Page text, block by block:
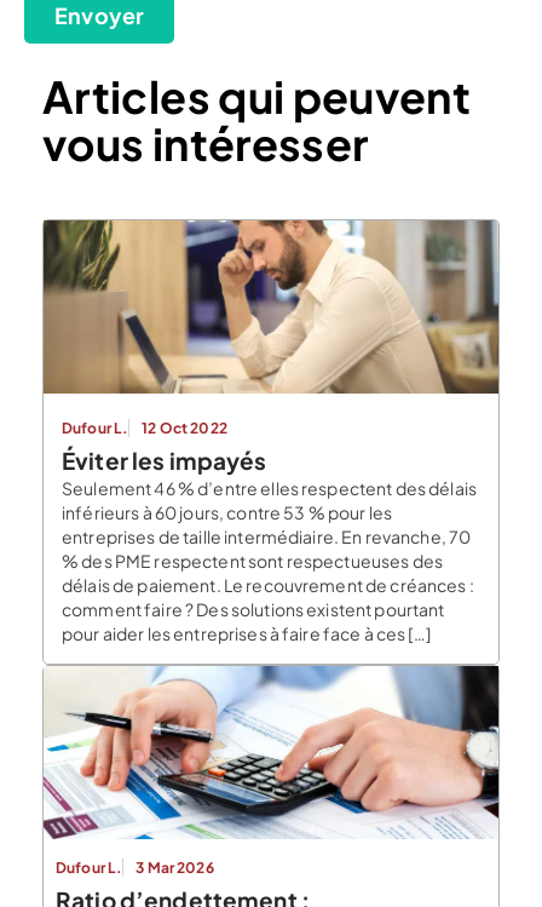
Envoyer
Articles qui peuvent
vous intéresser
Dufour L. 12 Oct 2022
Éviter les impayés
Seulement 46 % d’entre elles respectent des délais
inférieurs à 60 jours, contre 53 % pour les
entreprises de taille intermédiaire. En revanche, 70
% des PME respectent sont respectueuses des
délais de paiement. Le recouvrement de créances :
comment faire ? Des solutions existent pourtant
pour aider les entreprises à faire face à ces […]
Dufour L. 3 Mar 2026
Ratio d’endettement :